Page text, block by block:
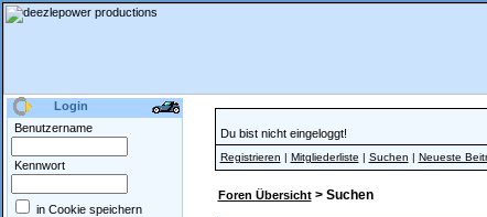
Login
Benutzername
Kennwort
in Cookie speichern
Du bist nicht eingeloggt!
Registrieren | Mitgliederliste | Suchen | Neueste
Foren Übersicht> Suchen